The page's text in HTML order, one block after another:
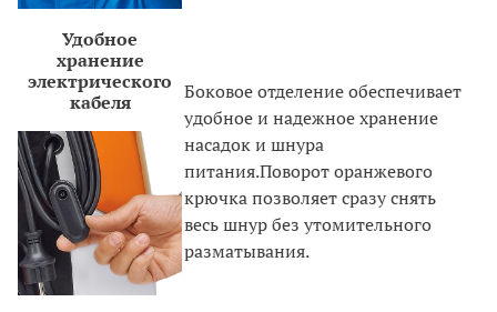
Удобное
хранение
электрического
кабеля
Боковое отделение обеспечивает
удобное и надежное хранение
насадок и шнура
питания.Поворот оранжевого
крючка позволяет сразу снять
весь шнур без утомительного
разматывания.